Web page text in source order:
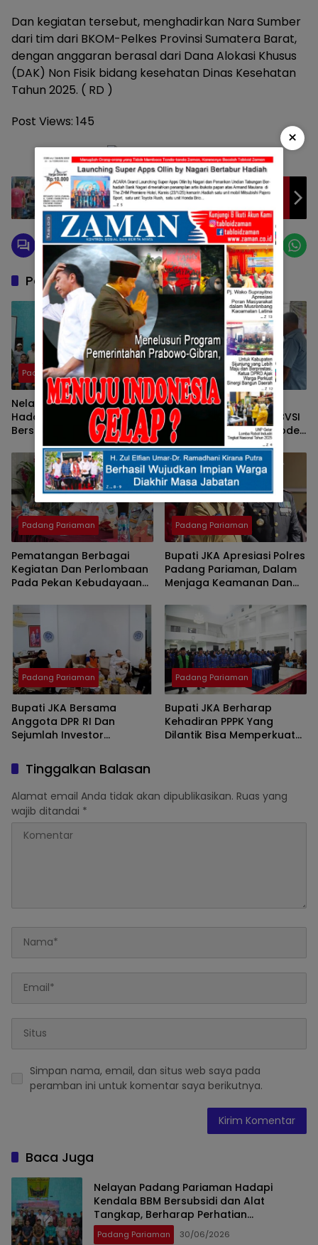
Dan kegiatan tersebut, menghadirkan Nara Sumber
dari tim dari BKOM-Pelkes Provinsi Sumatera Barat,
dengan anggaran berasal dari Dana Alokasi Khusus
(DAK) Non Fisik bidang kesehatan Dinas Kesehatan
Tahun 2025. ( RD )
Post Views: 145
Di Saat Musim Kemarau, PDAM Tirta Saiyo
Terus Berupaya Memenuhi Kebutuhan Air
Pelanggannya
Pos Terkait
Padang Pariaman
Nelayan Padang Pariaman
Hadapi Kendala BBM
Bersubsidi dan Alat
Tangkap, Berharap
Perhatian Pemerintah
Padang Pariaman
Bupati JKA Hadiri
Pelantikan Pengurus PBVSI
Padang Pariaman Periode
2025- 2029
Padang Pariaman
Pematangan Berbagai
Kegiatan Dan Perlombaan
Pada Pekan Kebudayaan
Padang Pariaman
Bupati JKA Apresiasi Polres
Padang Pariaman, Dalam
Menjaga Keamanan Dan
Padang Pariaman
Padang Pariaman
Bupati JKA Bersama
Anggota DPR RI Dan
Sejumlah Investor
Program Ketahanan
Pangan
Padang Pariaman
Bupati JKA Berharap
Kehadiran PPPK Yang
Dilantik Bisa Memperkuat
Tinggalkan Balasan
Alamat email Anda tidak akan dipublikasikan. Ruas yang
wajib ditandai *
Simpan nama, email, dan situs web saya pada
peramban ini untuk komentar saya berikutnya.
Baca Juga
Nelayan Padang Pariaman Hadapi
Kendala BBM Bersubsidi dan Alat
Tangkap, Berharap Perhatian
Pemerintah
Padang Pariaman 30/06/2026
×